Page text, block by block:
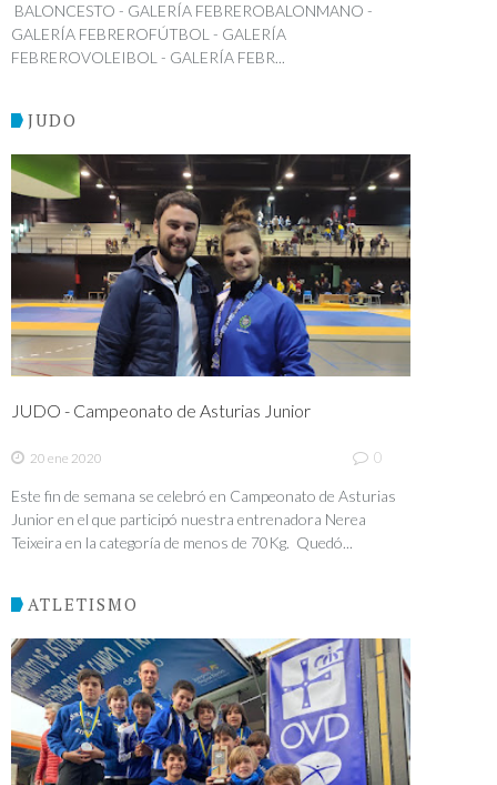
BALONCESTO - GALERÍA FEBREROBALONMANO -
GALERÍA FEBREROFÚTBOL - GALERÍA
FEBREROVOLEIBOL - GALERÍA FEBR...
JUDO
JUDO - Campeonato de Asturias Junior
20 ene 2020 0
Este fin de semana se celebró en Campeonato de Asturias
Junior en el que participó nuestra entrenadora Nerea
Teixeira en la categoría de menos de 70Kg. Quedó...
ATLETISMO